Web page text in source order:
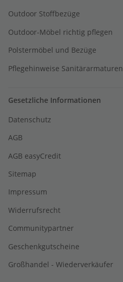
Outdoor Stoffbezüge
Outdoor-Möbel richtig pflegen
Polstermöbel und Bezüge
Pflegehinweise Sanitärarmaturen
Gesetzliche Informationen
Datenschutz
AGB
AGB easyCredit
Sitemap
Impressum
Widerrufsrecht
Communitypartner
Geschenkgutscheine
Großhandel - Wiederverkäufer